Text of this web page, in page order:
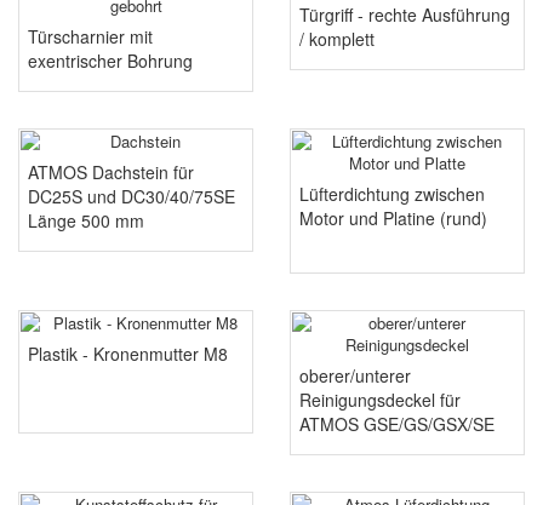
Türscharnier mit
exentrischer Bohrung
Türgriff - rechte Ausführung
/ komplett
ATMOS Dachstein für
DC25S und DC30/40/75SE
Länge 500 mm
Lüfterdichtung zwischen
Motor und Platine (rund)
Plastik - Kronenmutter M8
oberer/unterer
Reinigungsdeckel für
ATMOS GSE/GS/GSX/SE